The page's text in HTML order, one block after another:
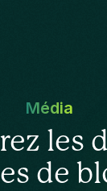
Média
les
de